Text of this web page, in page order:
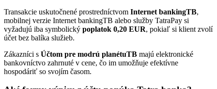
Transakcie uskutočnené prostredníctvom Internet bankingTB,
mobilnej verzie Internet bankingTB alebo služby TatraPay si
vyžadujú iba symbolický poplatok 0,20 EUR, pokiaľ si klient zvolí
účet bez balíka služieb.
Zákazníci s Účtom pre modrú planétuTB majú elektronické
bankovníctvo zahrnuté v cene, čo im umožňuje efektívne
hospodáriť so svojím časom.